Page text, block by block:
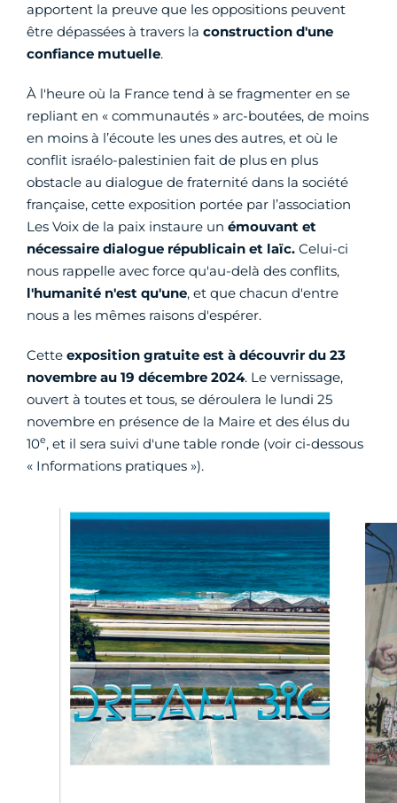
apportent la preuve que les oppositions peuvent
être dépassées à travers la construction d'une
confiance mutuelle.
À l'heure où la France tend à se fragmenter en se
repliant en « communautés » arc-boutées, de moins
en moins à l’écoute les unes des autres, et où le
conflit israélo-palestinien fait de plus en plus
obstacle au dialogue de fraternité dans la société
française, cette exposition portée par l’association
Les Voix de la paix instaure un émouvant et
nécessaire dialogue républicain et laïc. Celui-ci
nous rappelle avec force qu'au-delà des conflits,
l'humanité n'est qu'une, et que chacun d'entre
nous a les mêmes raisons d'espérer.
Cette exposition gratuite est à découvrir du 23
novembre au 19 décembre 2024. Le vernissage,
ouvert à toutes et tous, se déroulera le lundi 25
novembre en présence de la Maire et des élus du
10e, et il sera suivi d'une table ronde (voir ci-dessous
« Informations pratiques »).